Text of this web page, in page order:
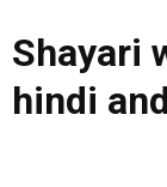
Shayari
hindi